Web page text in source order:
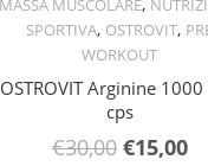
MASSA MUSCOLARE
SPORTIVA, OSTROVIT,
WORKOUT
OSTROVIT Arginine
cps
€30,00 Il
€15,00Il